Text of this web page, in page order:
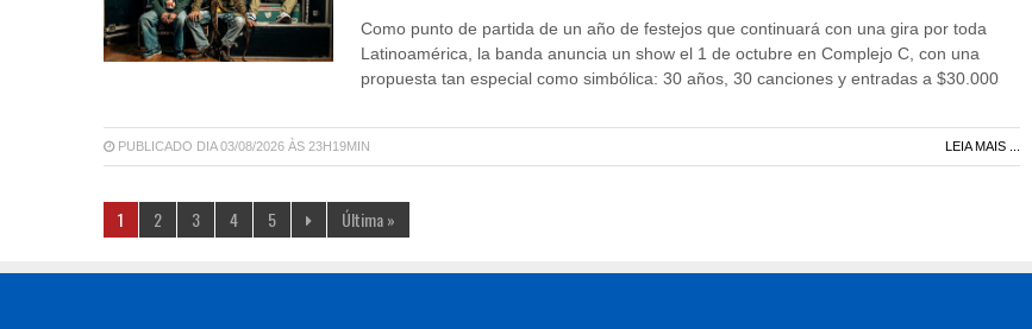
Como punto de partida de un año de festejos que continuará con una gira por toda
Latinoamérica, la banda anuncia un show el 1 de octubre en Complejo C, con una
propuesta tan especial como simbólica: 30 años, 30 canciones y entradas a $30.000
PUBLICADO DIA 03/08/2026 ÀS 23H19MIN LEIA MAIS ...
1 2 3 4 5 Última »